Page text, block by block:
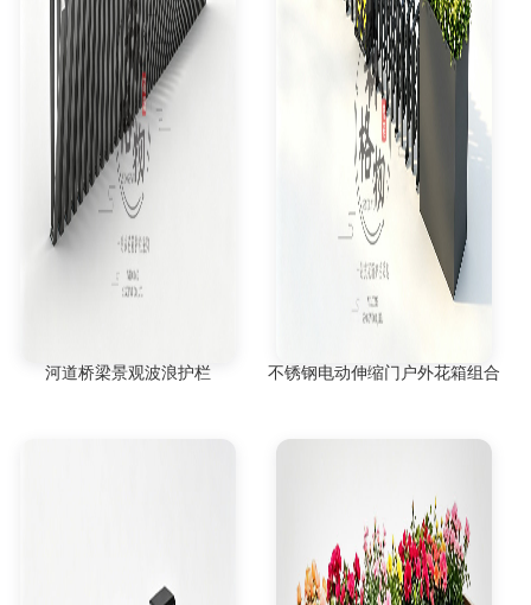
河道桥梁景观波浪护栏 不锈钢电动伸缩门户外花箱组合